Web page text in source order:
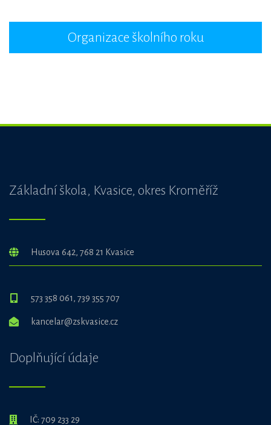
Organizace školního roku
Základní škola, Kvasice, okres Kroměříž
Husova 642, 768 21 Kvasice
573 358 061, 739 355 707
kancelar@zskvasice.cz
Doplňující údaje
IČ: 709 233 29